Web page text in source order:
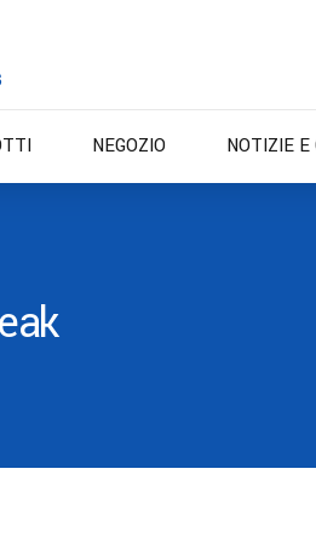
NEGOZIO NOTIZIE E